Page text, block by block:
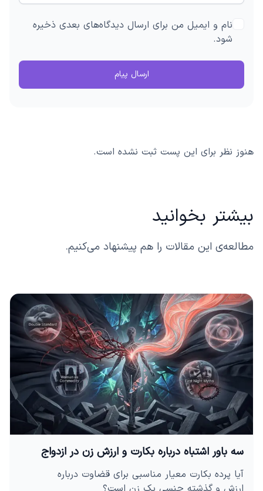
نام و ایمیل من برای ارسال دیدگاه‌های بعدی ذخیره
شود.
ارسال پیام
هنوز نظر برای این پست ثبت نشده است.
بیشتر بخوانید
مطالعه‌ی این مقالات را هم پیشنهاد می‌کنیم.
سه باور اشتباه درباره بکارت و ارزش زن در ازدواج
آیا پرده بکارت معیار مناسبی برای قضاوت درباره